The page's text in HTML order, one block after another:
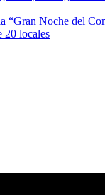
“Gran Noche del
20 locales